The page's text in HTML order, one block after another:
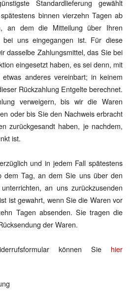
Standardlieferung gewählt
binnen vierzehn Tagen ab
an dem die Mitteilung über Ihren
bei uns eingegangen ist. Für diese
dasselbe Zahlungsmittel, das Sie bei
eingesetzt haben, es sei denn, mit
anderes vereinbart; in keinem
Rückzahlung Entgelte berechnet.
verweigern, bis wir die Waren
oder bis Sie den Nachweis erbracht
zurückgesandt haben, je nachdem,
ist.
und in jedem Fall spätestens
dem Tag, an dem Sie uns über den
an uns zurückzusenden
ist gewahrt, wenn Sie die Waren vor
Tagen absenden. Sie tragen die
der Waren.
können Sie hier